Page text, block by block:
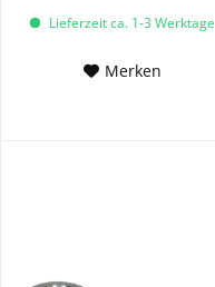
Lieferzeit ca. 1-3 Werktage
Merken